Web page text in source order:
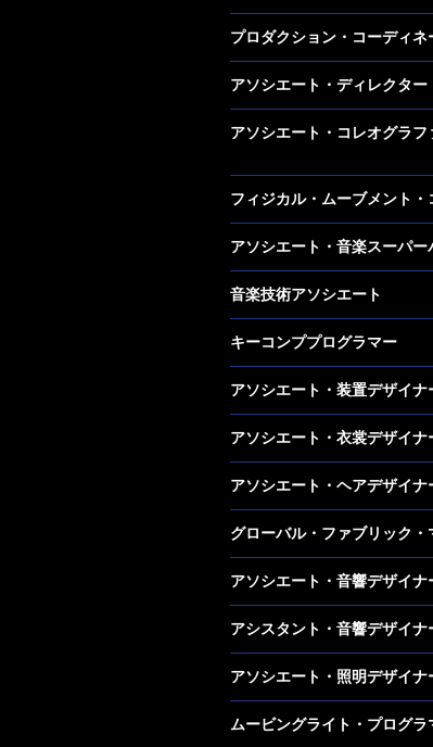
プロダクション・コーディネ
アソシエート・ディレクター
アソシエート・コレオグラフ
フィジカル・ムーブメント
アソシエート・音楽スーパー
音楽技術アソシエート
キーコンププログラマー
アソシエート・装置デザイナ
アソシエート・衣裳デザイナ
アソシエート・ヘアデザイナ
グローバル・ファブリック・
アソシエート・音響デザイナ
アシスタント・音響デザイナ
アソシエート・照明デザイナ
ムービングライト・プログラ